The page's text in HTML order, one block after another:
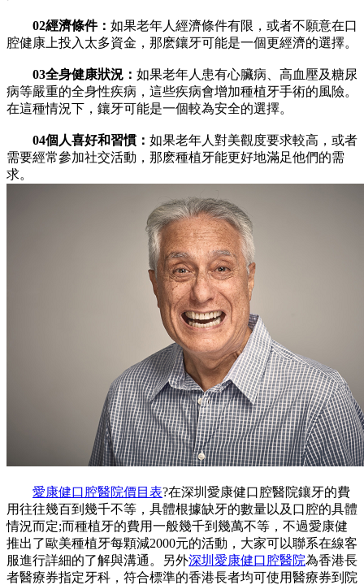
02經濟條件： 如果老年人經濟條件有限，或者不願意在口
腔健康上投入太多資金，那麽鑲牙可能是一個更經濟的選擇。
03全身健康狀況： 如果老年人患有心臟病、高血壓及糖尿
病等嚴重的全身性疾病，這些疾病會增加種植牙手術的風險。
在這種情況下，鑲牙可能是一個較為安全的選擇。
04個人喜好和習慣： 如果老年人對美觀度要求較高，或者
需要經常參加社交活動，那麽種植牙能更好地滿足他們的需
求。
愛康健口腔醫院價目表?在深圳愛康健口腔醫院鑲牙的費
用往往幾百到幾千不等，具體根據缺牙的數量以及口腔的具體
情況而定;而種植牙的費用一般幾千到幾萬不等，不過愛康健
推出了歐美種植牙每顆減2000元的活動，大家可以聯系在線客
服進行詳細的了解與溝通。另外深圳愛康健口腔醫院為香港長
者醫療券指定牙科，符合標準的香港長者均可使用醫療券到院